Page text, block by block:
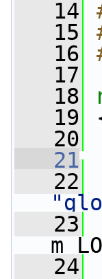
   14
   15
   16
   17
   18
   19
   20
   21
   22
   23
   24